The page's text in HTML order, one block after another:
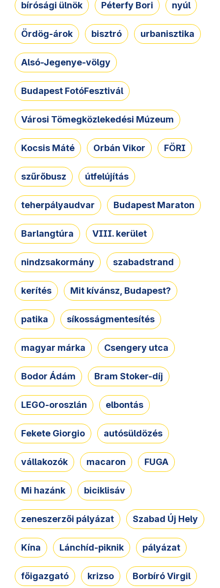
bírósági ülnök Péterfy Bori nyúl
Ördög-árok bisztró urbanisztika
Alsó-Jegenye-völgy
Budapest FotóFesztivál
Városi Tömegközlekedési Múzeum
Kocsis Máté Orbán Vikor FÖRI
szűrőbusz útfelújítás
teherpályaudvar Budapest Maraton
Barlangtúra VIII. kerület
nindzsakormány szabadstrand
kerítés Mit kívánsz, Budapest?
patika síkosságmentesítés
magyar márka Csengery utca
Bodor Ádám Bram Stoker-díj
LEGO-oroszlán elbontás
Fekete Giorgio autósüldözés
vállakozók macaron FUGA
Mi hazánk biciklisáv
zeneszerzői pályázat Szabad Új Hely
Kína Lánchíd-piknik pályázat
főigazgató krizso Borbíró Virgil